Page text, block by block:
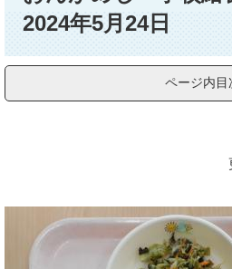
2024年5月24日
ページ内目